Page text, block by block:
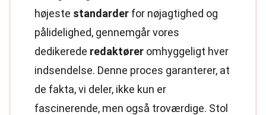
højeste standarder for nøjagtighed og
pålidelighed, gennemgår vores
dedikerede redaktører omhyggeligt hver
indsendelse. Denne proces garanterer, at
de fakta, vi deler, ikke kun er
fascinerende, men også troværdige. Stol